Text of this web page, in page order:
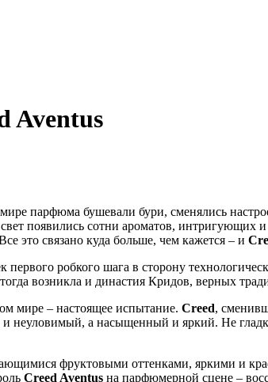
Aventus
парфюма бушевали бури, сменялись
появились сотни ароматов,
это связано куда больше, чем кажется – и
робкого шага в сторону
возникла и династия Кридов, верных
мире – настоящее испытание. Creed,
неуловимый, а насыщенный и яркий. Не
фруктовыми оттенками, яркими и
Creed Aventus на парфюмерной сцене –